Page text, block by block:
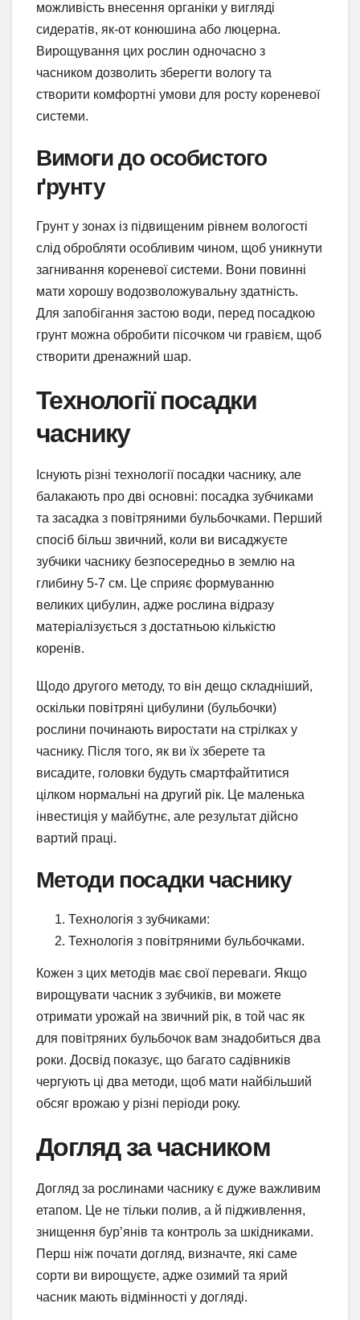
можливість внесення органіки у вигляді
сидератів, як-от конюшина або люцерна.
Вирощування цих рослин одночасно з
часником дозволить зберегти вологу та
створити комфортні умови для росту кореневої
системи.
Вимоги до особистого
ґрунту
Грунт у зонах із підвищеним рівнем вологості
слід обробляти особливим чином, щоб уникнути
загнивання кореневої системи. Вони повинні
мати хорошу водозволожувальну здатність.
Для запобігання застою води, перед посадкою
грунт можна обробити пісочком чи гравієм, щоб
створити дренажний шар.
Технології посадки
часнику
Існують різні технології посадки часнику, але
балакають про дві основні: посадка зубчиками
та засадка з повітряними бульбочками. Перший
спосіб більш звичний, коли ви висаджуєте
зубчики часнику безпосередньо в землю на
глибину 5-7 см. Це сприяє формуванню
великих цибулин, адже рослина відразу
матеріалізується з достатньою кількістю
коренів.
Щодо другого методу, то він дещо складніший,
оскільки повітряні цибулини (бульбочки)
рослини починають виростати на стрілках у
часнику. Після того, як ви їх зберете та
висадите, головки будуть смартфайтитися
цілком нормальні на другий рік. Це маленька
інвестиція у майбутнє, але результат дійсно
вартий праці.
Методи посадки часнику
Технологія з зубчиками:
Технологія з повітряними бульбочками.
Кожен з цих методів має свої переваги. Якщо
вирощувати часник з зубчиків, ви можете
отримати урожай на звичний рік, в той час як
для повітряних бульбочок вам знадобиться два
роки. Досвід показує, що багато садівників
чергують ці два методи, щоб мати найбільший
обсяг врожаю у різні періоди року.
Догляд за часником
Догляд за рослинами часнику є дуже важливим
етапом. Це не тільки полив, а й підживлення,
знищення бур’янів та контроль за шкідниками.
Перш ніж почати догляд, визначте, які саме
сорти ви вирощуєте, адже озимий та ярий
часник мають відмінності у догляді.